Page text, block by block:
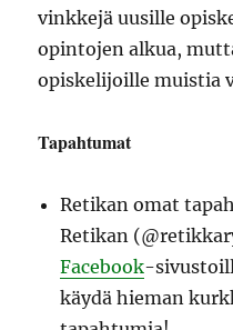
vinkkejä uusille
opintojen alkua,
opiskelijoille muistia
Tapahtumat
Retikan omat
Retikan
Facebook-
käydä hieman